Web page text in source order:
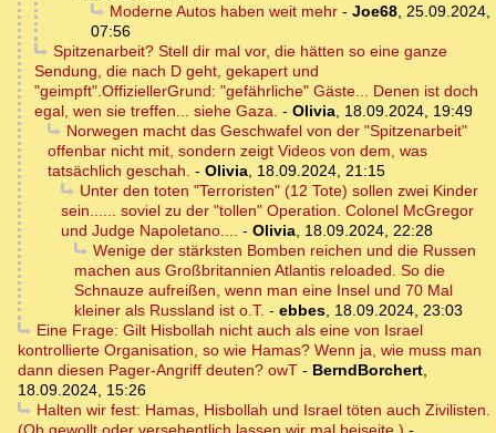
Moderne Autos haben weit mehr- Joe68, 25.09.2024,
07:56
Spitzenarbeit? Stell dir mal vor, die hätten so eine ganze
Sendung, die nach D geht, gekapert und
"geimpft".OffiziellerGrund: "gefährliche" Gäste... Denen ist doch
egal, wen sie treffen... siehe Gaza. - Olivia, 18.09.2024, 19:49
Norwegen macht das Geschwafel von der "Spitzenarbeit"
offenbar nicht mit, sondern zeigt Videos von dem, was
tatsächlich geschah. - Olivia, 18.09.2024, 21:15
Unter den toten "Terroristen" (12 Tote) sollen zwei Kinder
sein...... soviel zu der "tollen" Operation. Colonel McGregor
und Judge Napoletano.... - Olivia, 18.09.2024, 22:28
Wenige der stärksten Bomben reichen und die Russen
machen aus Großbritannien Atlantis reloaded. So die
Schnauze aufreißen, wenn man eine Insel und 70 Mal
kleiner als Russland ist o.T. - ebbes, 18.09.2024, 23:03
Eine Frage: Gilt Hisbollah nicht auch als eine von Israel
kontrollierte Organisation, so wie Hamas? Wenn ja, wie muss man
dann diesen Pager-Angriff deuten? owT - BerndBorchert,
18.09.2024, 15:26
Halten wir fest: Hamas, Hisbollah und Israel töten auch Zivilisten.